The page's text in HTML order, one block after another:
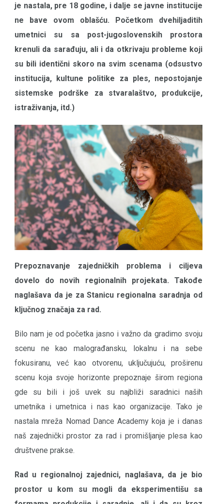
je nastala, pre 18 godine, i dalje se javne institucije
ne bave ovom oblašću. Početkom dvehiljaditih
umetnici su sa post-jugoslovenskih prostora
krenuli da sarađuju, ali i da otkrivaju probleme koji
su bili identični skoro na svim scenama (odsustvo
institucija, kultune politike za ples, nepostojanje
sistemske podrške za stvaralaštvo, produkcije,
istraživanja, itd.)
Prepoznavanje zajedničkih problema i ciljeva
dovelo do novih regionalnih projekata. Takođe
naglašava da je za Stanicu regionalna saradnja od
ključnog značaja za rad.
Bilo nam je od početka jasno i važno da gradimo svoju
scenu ne kao malograđansku, lokalnu i na sebe
fokusiranu, već kao otvorenu, uključujuću, proširenu
scenu koja svoje horizonte prepoznaje širom regiona
gde su bili i još uvek su najbliži saradnici naših
umetnika i umetnica i nas kao organizacije. Tako je
nastala mreža Nomad Dance Academy koja je i danas
naš zajednički prostor za rad i promišljanje plesa kao
društvene prakse.
Rad u regionalnoj zajednici, naglašava, da je bio
prostor u kom su mogli da eksperimentišu sa